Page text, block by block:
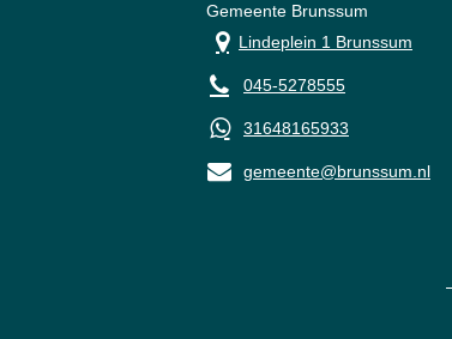
Gemeente Brunssum
Lindeplein 1 Brunssum
045-5278555
31648165933
gemeente@brunssum.nl